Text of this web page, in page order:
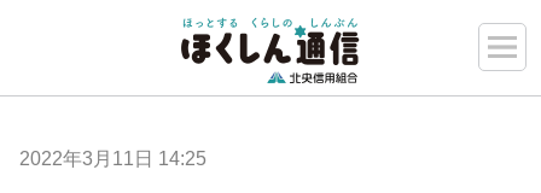
2022年3月11日 14:25